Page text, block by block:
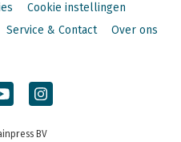
Cookie instellingen
Service & Contact Over ons
BV